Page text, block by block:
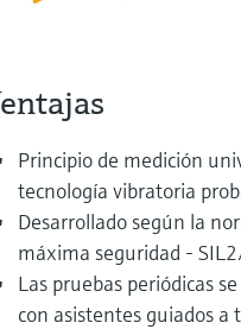
Principio de medición
tecnología vibratoria
Desarrollado según la
máxima seguridad -
Las pruebas periódicas
con asistentes guiados